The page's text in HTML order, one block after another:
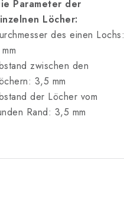
Parameter der
Löcher:
des einen Lochs:
zwischen den
3,5 mm
der Löcher vom
Rand: 3,5 mm